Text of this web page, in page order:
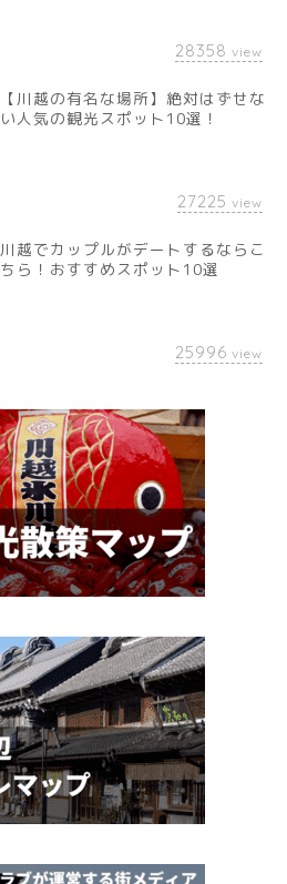
28358 view
【川越の有名な場所】絶対はずせな
い人気の観光スポット10選！
27225 view
川越でカップルがデートするならこ
ちら！おすすめスポット10選
25996 view